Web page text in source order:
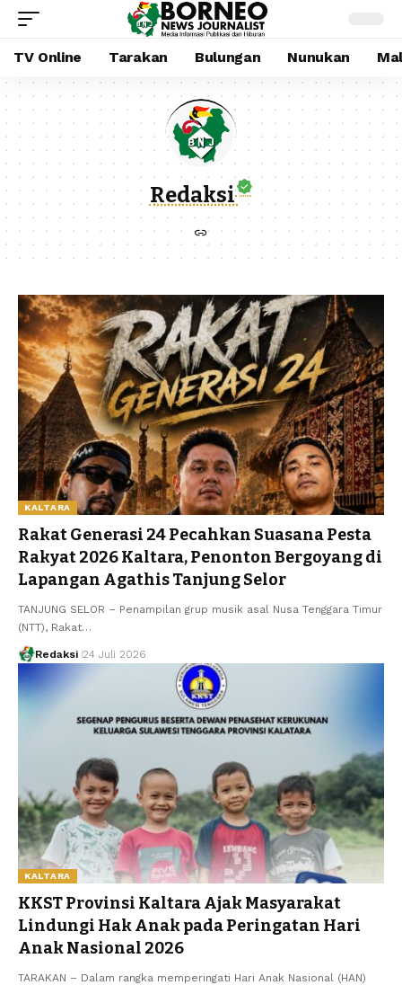
TV Online Tarakan Bulungan Nunukan
Redaksi
KALTARA
Rakat Generasi 24 Pecahkan Suasana Pesta
Rakyat 2026 Kaltara, Penonton Bergoyang di
Lapangan Agathis Tanjung Selor
TANJUNG SELOR – Penampilan grup musik asal Nusa Tenggara Timur
(NTT), Rakat…
Redaksi 24 Juli 2026
KALTARA
KKST Provinsi Kaltara Ajak Masyarakat
Lindungi Hak Anak pada Peringatan Hari
Anak Nasional 2026
TARAKAN – Dalam rangka memperingati Hari Anak Nasional (HAN)